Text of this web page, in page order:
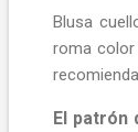
Blusa
roma color
El patrón